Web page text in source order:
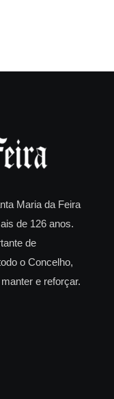
Maria da Feira
de 126 anos.
de
o Concelho,
e reforçar.